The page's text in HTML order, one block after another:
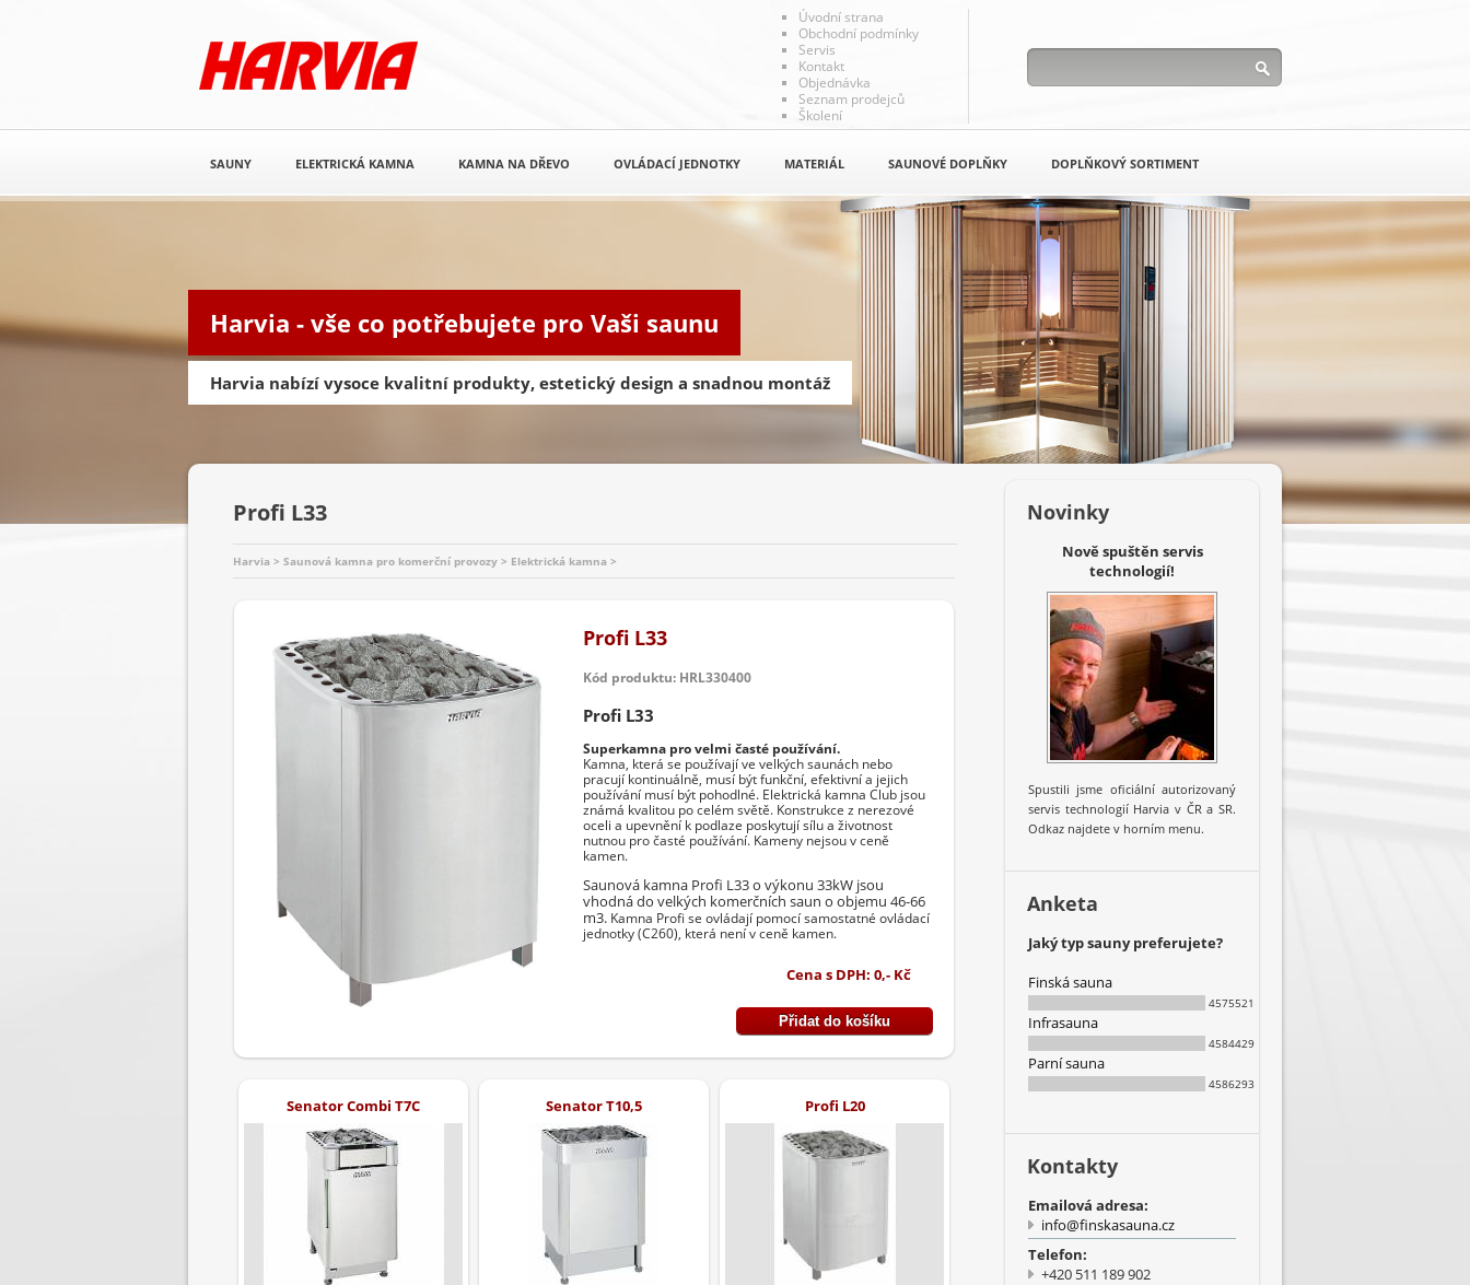
Harvia - vše co potřebujete pro Vaši saunu
Harvia nabízí vysoce kvalitní produkty, estetický design a snadnou montáž
Úvodní strana
Obchodní podmínky
Servis
Kontakt
Objednávka
Seznam prodejců
Školení
SAUNY ELEKTRICKÁ KAMNA KAMNA NA DŘEVO OVLÁDACÍ JEDNOTKY MATERIÁL SAUNOVÉ DOPLŇKY DOPLŇKOVÝ SORTIMENT
Profi L33
Harvia > Saunová kamna pro komerční provozy > Elektrická kamna >
Profi L33
Kód produktu: HRL330400
Profi L33
Superkamna pro velmi časté používání.
Kamna, která se používají ve velkých saunách nebo
pracují kontinuálně, musí být funkční, efektivní a jejich
používání musí být pohodlné. Elektrická kamna Club jsou
známá kvalitou po celém světě. Konstrukce z nerezové
oceli a upevnění k podlaze poskytují sílu a životnost
nutnou pro časté používání. Kameny nejsou v ceně
kamen.
Saunová kamna Profi L33 o výkonu 33kW jsou
vhodná do velkých komerčních saun o objemu 46-66
m3. Kamna Profi se ovládají pomocí samostatné ovládací
jednotky (C260), která není v ceně kamen.
Cena s DPH: 0,- Kč
Senator Combi T7C Senator T10,5 Profi L20
Novinky
Nově spuštěn servis
technologií!
Spustili jsme oficiální autorizovaný
servis technologií Harvia v ČR a SR.
Odkaz najdete v horním menu.
Anketa
Jaký typ sauny preferujete?
Finská sauna
4575521
Infrasauna
4584429
Parní sauna
4586293
Kontakty
Emailová adresa:
info@finskasauna.cz
Telefon:
+420 511 189 902